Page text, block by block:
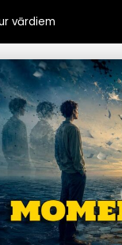
vārdiem